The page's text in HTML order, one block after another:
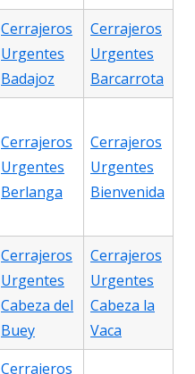
Cerrajeros
Urgentes
Badajoz
Cerrajeros
Urgentes
Barcarrota
Cerrajeros
Urgentes
Berlanga
Cerrajeros
Urgentes
Bienvenida
Cerrajeros
Urgentes
Cabeza del
Buey
Cerrajeros
Urgentes
Cabeza la
Vaca
Cerrajeros